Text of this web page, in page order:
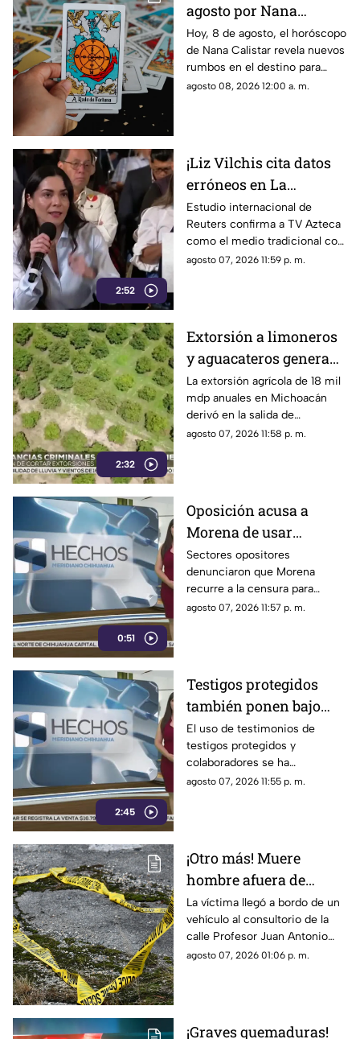
agosto por Nana
Calistar: ¿Qué te depara
el destino este sábado?
Hoy, 8 de agosto, el horóscopo
de Nana Calistar revela nuevos
rumbos en el destino para
estos signos
agosto 08, 2026 12:00 a. m.
2:52
¡Liz Vilchis cita datos
erróneos en La
Mañanera: Estudio de
Reuters confirma
liderazgo de TV Azteca
en alcance y
Estudio internacional de
Reuters confirma a TV Azteca
como el medio tradicional con
mayor alcance y credibilidad
agosto 07, 2026 11:59 p. m.
2:32
Extorsión a limoneros
y aguacateros genera
pérdidas de 18 mil mdp
en Michoacán
La extorsión agrícola de 18 mil
mdp anuales en Michoacán
derivó en la salida de
inspectores de EE. UU.,
agosto 07, 2026 11:58 p. m.
0:51
Oposición acusa a
Morena de usar
censura para ocultar
seńalamientos de
narcopolítica
Sectores opositores
denunciaron que Morena
recurre a la censura para
imponer su versión oficial y
agosto 07, 2026 11:57 p. m.
2:45
Testigos protegidos
también ponen bajo
presión a políticos en
México; detienen a
exgobernador señalado
por caso Ayotzinapa
El uso de testimonios de
testigos protegidos y
colaboradores se ha
convertido nuevamente en un
ocasiones por integrantes de
la Cuarta Transformación
cuando es utilizado en Estados
Unidos contra presuntos
narcopolíticos, también ha
sido empleado en
investigaciones dentro de
agosto 07, 2026 11:55 p. m.
¡Otro más! Muere
hombre afuera de
farmacia tras sufrir
una descarga eléctrica
en Ciudad Juárez
La víctima llegó a bordo de un
vehículo al consultorio de la
calle Profesor Juan Antonio
Pedroza para pedir auxilio,
agosto 07, 2026 01:06 p. m.
¡Graves quemaduras!